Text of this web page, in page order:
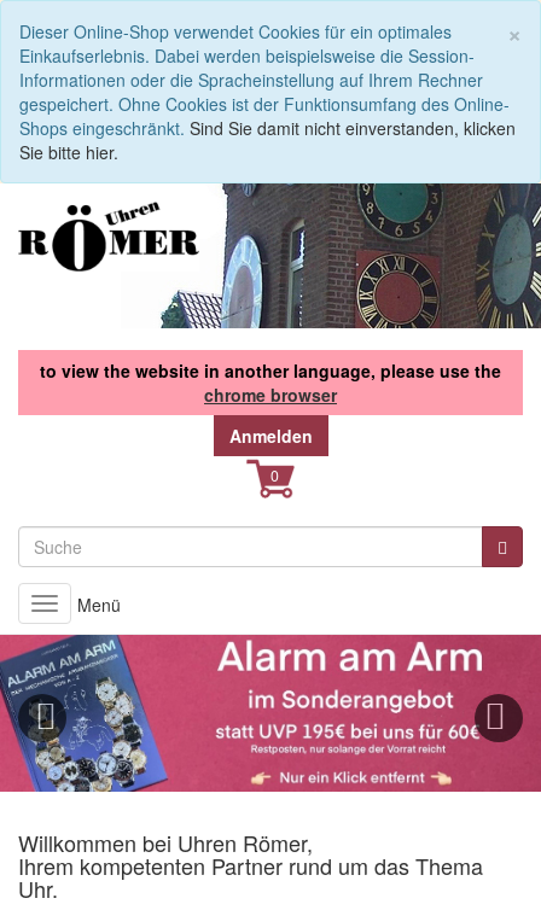
×
Dieser Online-Shop verwendet Cookies für ein optimales
Einkaufserlebnis. Dabei werden beispielsweise die Session-
Informationen oder die Spracheinstellung auf Ihrem Rechner
gespeichert. Ohne Cookies ist der Funktionsumfang des Online-
Shops eingeschränkt. Sind Sie damit nicht einverstanden, klicken
Sie bitte hier.
to view the website in another language, please use the
chrome browser
Anmelden
Toggle
navigation
Menü
Previous
Willkommen bei Uhren Römer,
Ihrem kompetenten Partner rund um das Thema
Uhr.